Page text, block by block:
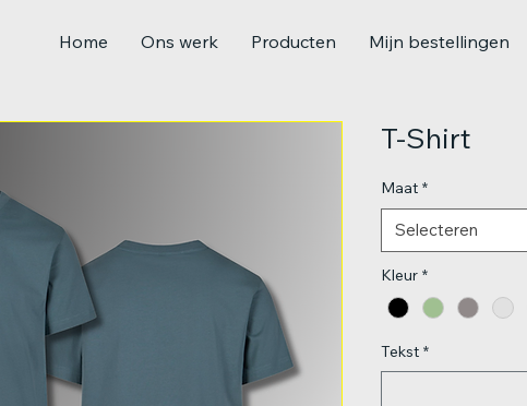
Home Ons werk Producten Mijn bestellingen
T-Shirt
Maat *
Selecteren
Kleur *
Tekst *